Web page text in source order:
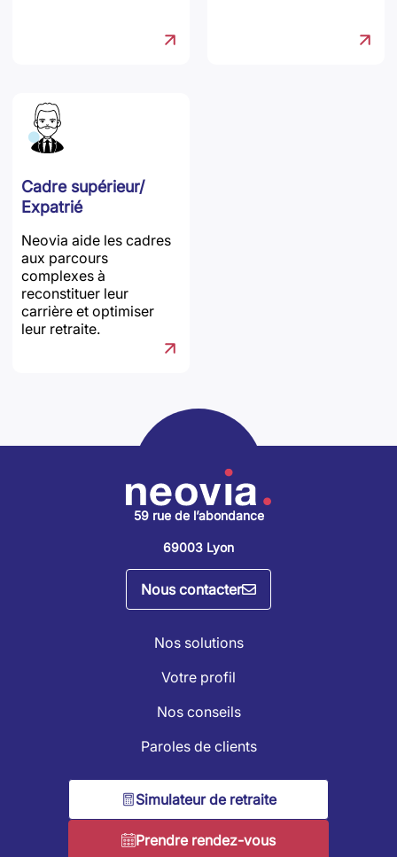
Cadre supérieur/
Expatrié
Neovia aide les cadres
aux parcours
complexes à
reconstituer leur
carrière et optimiser
leur retraite.
59 rue de l’abondance
69003 Lyon
Nous contacter
Nos solutions
Votre profil
Nos conseils
Paroles de clients
Simulateur de retraite
Prendre rendez-vous